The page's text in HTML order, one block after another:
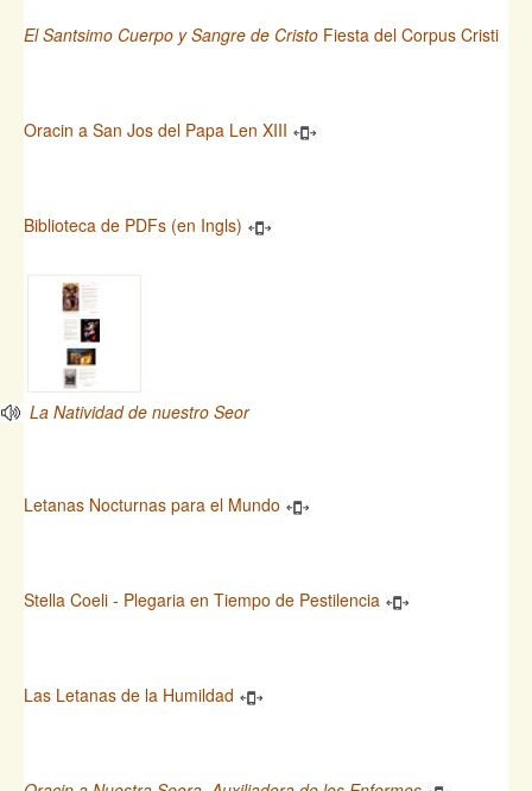
El Santsimo Cuerpo y Sangre de Cristo Fiesta del Corpus Cristi
Oracin a San Jos del Papa Len XIII
Biblioteca de PDFs (en Ingls)
La Natividad de nuestro Seor
Letanas Nocturnas para el Mundo
Stella Coeli - Plegaria en Tiempo de Pestilencia
Las Letanas de la Humildad